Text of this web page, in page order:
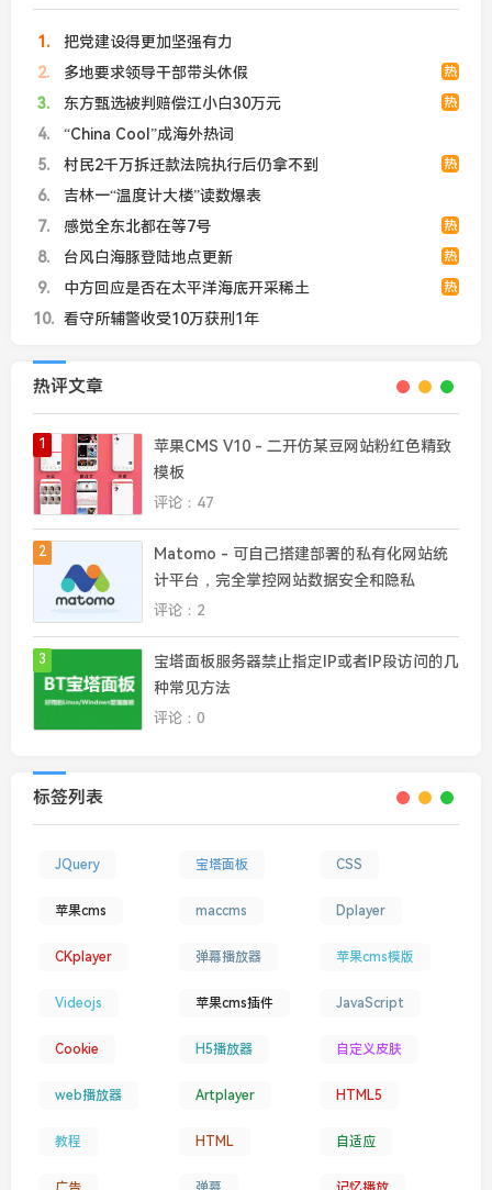
1
把党建设得更加坚强有力
2
热
多地要求领导干部带头休假
3
热
东方甄选被判赔偿江小白30万元
4
“China Cool”成海外热词
5
热
村民2千万拆迁款法院执行后仍拿不到
6
吉林一“温度计大楼”读数爆表
7
热
感觉全东北都在等7号
8
热
台风白海豚登陆地点更新
9
热
中方回应是否在太平洋海底开采稀土
10
看守所辅警收受10万获刑1年
热评文章
1
苹果CMS V10 - 二开仿某豆网站粉红色精致
模板
评论：47
2
Matomo - 可自己搭建部署的私有化网站统
计平台，完全掌控网站数据安全和隐私
评论：2
3
宝塔面板服务器禁止指定IP或者IP段访问的几
种常见方法
评论：0
标签列表
JQuery 宝塔面板 CSS
苹果cms maccms Dplayer
CKplayer 弹幕播放器 苹果cms模版
Videojs 苹果cms插件 JavaScript
Cookie H5播放器 自定义皮肤
web播放器 Artplayer HTML5
教程 HTML 自适应